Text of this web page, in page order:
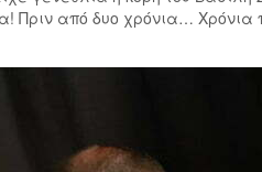
Πριν από δυο χρόνια… Χρόνια